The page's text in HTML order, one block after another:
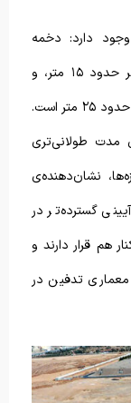
دارد: دخمه
مانکجی که قدیمی‌تر و کوچک‌تر است، با قطر حدود ۱۵ متر، و
دخمه گلستان که بعدها ساخته شده و قطر آن حدود ۲۵ متر است.
مدت طولانی‌تری
نشان‌دهنده‌ی
گسترده‌تر در
هم قرار دارند و
معماری تدفین در